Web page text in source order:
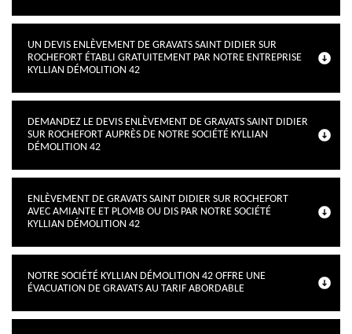
UN DEVIS ENLÈVEMENT DE GRAVATS SAINT DIDIER SUR
ROCHEFORT ÉTABLI GRATUITEMENT PAR NOTRE ENTREPRISE
KYLLIAN DÉMOLITION 42
DEMANDEZ LE DEVIS ENLÈVEMENT DE GRAVATS SAINT DIDIER
SUR ROCHEFORT AUPRÈS DE NOTRE SOCIÉTÉ KYLLIAN
DÉMOLITION 42
ENLÈVEMENT DE GRAVATS SAINT DIDIER SUR ROCHEFORT
AVEC AMIANTE ET PLOMB OU DIS PAR NOTRE SOCIÉTÉ
KYLLIAN DÉMOLITION 42
NOTRE SOCIÉTÉ KYLLIAN DÉMOLITION 42 OFFRE UNE
ÉVACUATION DE GRAVATS AU TARIF ABORDABLE